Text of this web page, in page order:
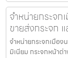
จำหน่ายกระจก
ขายส่งกระจก
จำหน่ายกระจกเมือง
มิเนียม กระจกหน้าต่